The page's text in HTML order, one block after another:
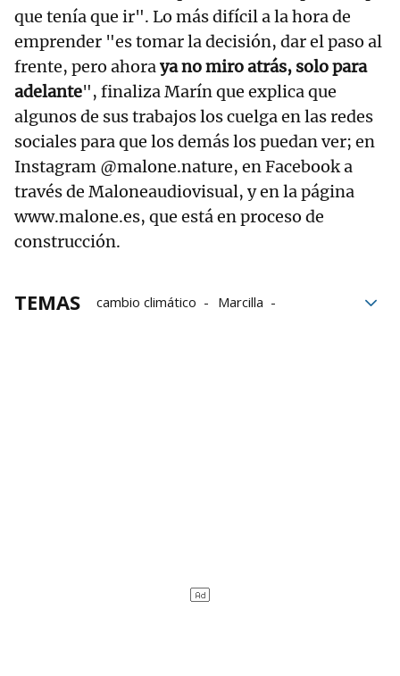
que tenía que ir". Lo más difícil a la hora de
emprender "es tomar la decisión, dar el paso al
frente, pero ahoraya no miro atrás, solo para
adelante", finaliza Marín que explica que
algunos de sus trabajos los cuelga en las redes
sociales para que los demás los puedan ver; en
Instagram @malone.nature, en Facebook a
través de Maloneaudiovisual, y en la página
www.malone.es, que está en proceso de
construcción.
TEMAS cambio climático
Marcilla